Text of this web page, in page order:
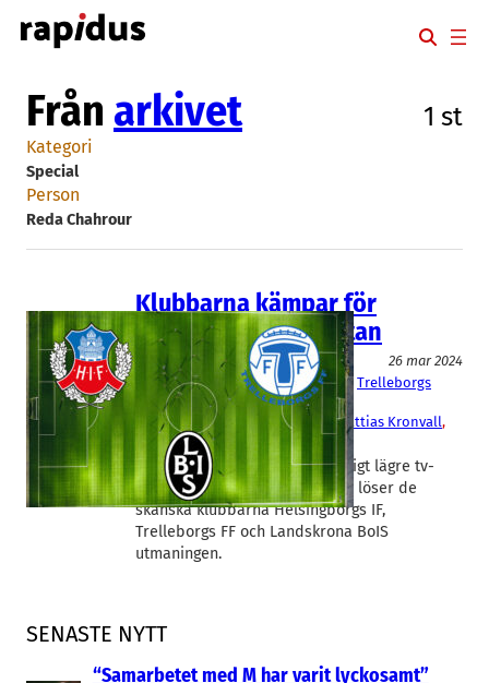
Hoppa
till
SENASTE NYTT
“Samarbetet med M har varit lyckosamt”
Från arkivet 1 st
Kategori
Special
Person
Reda Chahrour
Klubbarna kämpar för
ekonomin i Superettan
Special
26 mar 2024
Helsingborgs IF , Landskrona BoIS, Trelleborgs
Karl-Johan Hallenborg Olsson
Mattias Kronvall
Reda Chahrour
Superettan i fotboll ger betydligt lägre tv-
intäkter än Allsvenskan. Så här löser de
skånska klubbarna Helsingborgs IF,
Trelleborgs FF och Landskrona BoIS
utmaningen.